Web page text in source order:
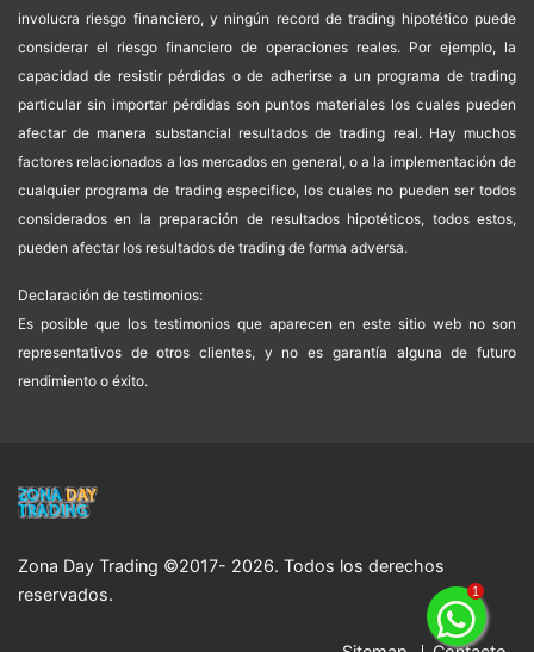
1
involucra riesgo financiero, y ningún record de trading hipotético puede
considerar el riesgo financiero de operaciones reales. Por ejemplo, la
capacidad de resistir pérdidas o de adherirse a un programa de trading
particular sin importar pérdidas son puntos materiales los cuales pueden
afectar de manera substancial resultados de trading real. Hay muchos
factores relacionados a los mercados en general, o a la implementación de
cualquier programa de trading especifico, los cuales no pueden ser todos
considerados en la preparación de resultados hipotéticos, todos estos,
pueden afectar los resultados de trading de forma adversa.
Declaración de testimonios:
Es posible que los testimonios que aparecen en este sitio web no son
representativos de otros clientes, y no es garantía alguna de futuro
rendimiento o éxito.
Zona Day Trading ©2017- 2026. Todos los derechos
reservados.